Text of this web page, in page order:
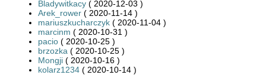
Bladywitkacy ( 2020-12-03 )
Arek_rower ( 2020-11-14 )
mariuszkucharczyk ( 2020-11-04 )
marcinm ( 2020-10-31 )
pacio ( 2020-10-25 )
brzozka ( 2020-10-25 )
Mongji ( 2020-10-16 )
kolarz1234 ( 2020-10-14 )